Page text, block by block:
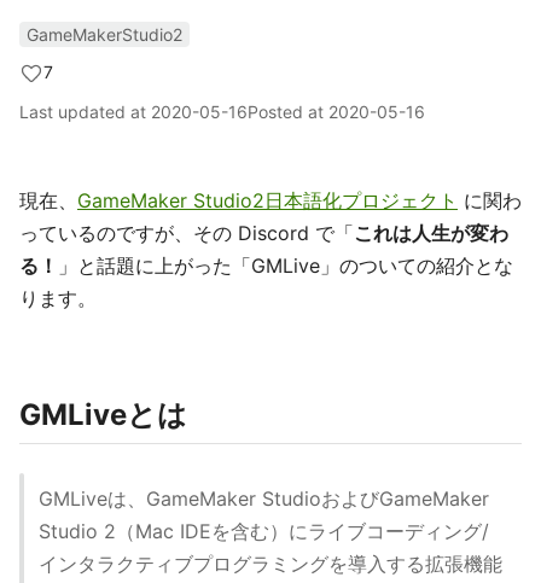
GameMakerStudio2
7
Last updated at 2020-05-16Posted at 2020-05-16
現在、 GameMaker Studio2日本語化プロジェクト に関わ
っているのですが、その Discord で「これは人生が変わ
る！ 」と話題に上がった「GMLive」のついての紹介とな
ります。
GMLiveとは
GMLiveは、GameMaker StudioおよびGameMaker
Studio 2（Mac IDEを含む）にライブコーディング/
インタラクティブプログラミングを導入する拡張機能